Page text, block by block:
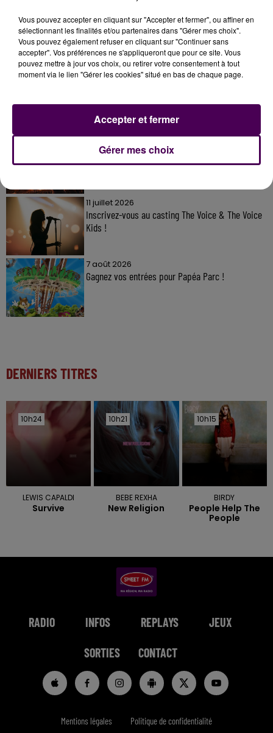
À LA UNE
Gagnez vos pass pour le V and B Fest' 2026 !
11 juillet 2026
Inscrivez-vous au casting The Voice & The Voice
Kids !
7 août 2026
Gagnez vos entrées pour Papéa Parc !
DERNIERS TITRES
10h24
10h24
LEWIS CAPALDI
Survive
10h21
10h21
BEBE REXHA
New Religion
10h15
10h15
BIRDY
People Help The
People
RADIO INFOS REPLAYS JEUX
SORTIES CONTACT
Mentions légales Politique de confidentialité
Vous pouvez accepter en cliquant sur "Accepter et fermer", ou affiner en
sélectionnant les finalités et/ou partenaires dans "Gérer mes choix".
Vous pouvez également refuser en cliquant sur "Continuer sans
accepter". Vos préférences ne s'appliqueront que pour ce site. Vous
pouvez mettre à jour vos choix, ou retirer votre consentement à tout
moment via le lien "Gérer les cookies" situé en bas de chaque page.
Gérer mes choix
Accepter et fermer